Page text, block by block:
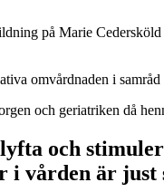
på Marie
omvårdnaden i samråd
och geriatriken då
och
vården är just